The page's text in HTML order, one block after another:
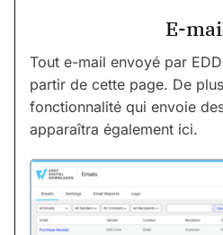
E-
Tout e-mail envoyé par
partir de cette page. De
fonctionnalité qui envoie
apparaîtra également ici.